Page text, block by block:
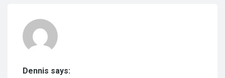
Dennis says: